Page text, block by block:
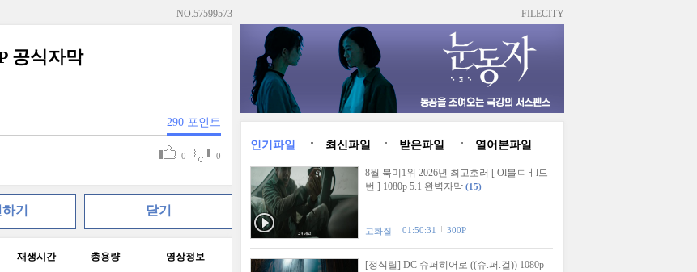
NO.57599573
공식자막
290 포인트
0 0
기 닫기
재생시간 총용량 영상정보
FILECITY
인기파일 최신파일 받은파일 열어본파일
8월 북미1위 2026년 최고호러 [ Ol블ㄷㅓl드
번 ] 1080p 5.1 완벽자막 (15)
고화질 01:50:31 300P
[정식릴] DC 슈퍼히어로 ((슈.퍼.걸)) 1080p